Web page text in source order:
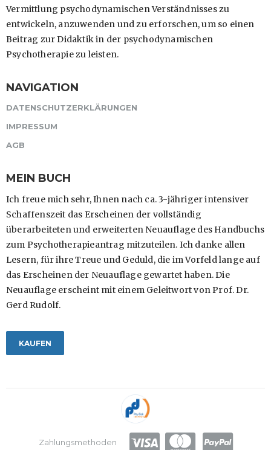
Vermittlung psychodynamischen Verständnisses zu
entwickeln, anzuwenden und zu erforschen, um so einen
Beitrag zur Didaktik in der psychodynamischen
Psychotherapie zu leisten.
NAVIGATION
DATENSCHUTZERKLÄRUNGEN
IMPRESSUM
AGB
MEIN BUCH
Ich freue mich sehr, Ihnen nach ca. 3-jähriger intensiver
Schaffenszeit das Erscheinen der vollständig
überarbeiteten und erweiterten Neuauflage des Handbuchs
zum Psychotherapieantrag mitzuteilen. Ich danke allen
Lesern, für ihre Treue und Geduld, die im Vorfeld lange auf
das Erscheinen der Neuauflage gewartet haben. Die
Neuauflage erscheint mit einem Geleitwort von Prof. Dr.
Gerd Rudolf.
KAUFEN
Zahlungsmethoden